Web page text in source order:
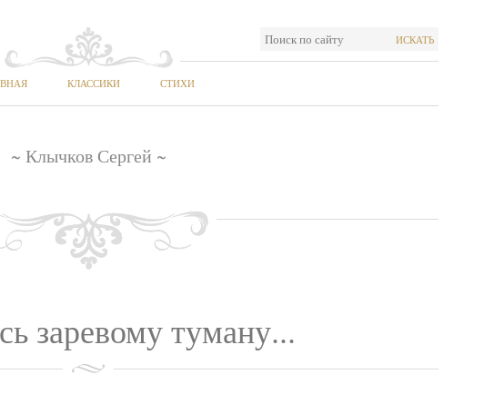
ИСКАТЬ
КЛАССИКИ СТИХИ
~ Клычков Сергей ~
заревому туману...